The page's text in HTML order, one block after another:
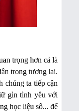
trọng hơn cả là
trong tương lai.
chúng ta tiếp cận
gìn tình yêu với
học liệu số... để